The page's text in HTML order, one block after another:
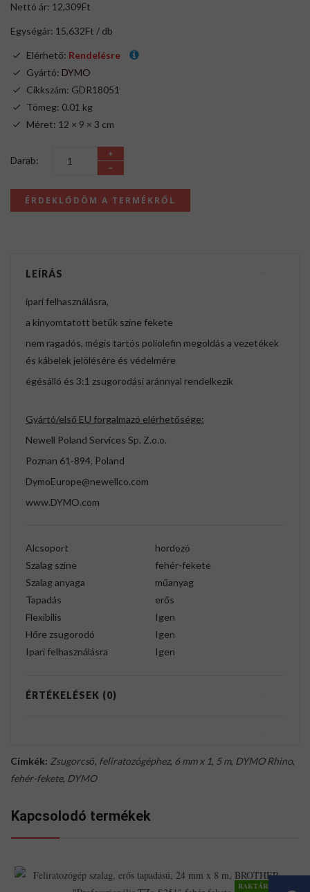
Nettó ár: 12,309Ft
Egységár: 15,632Ft / db
Elérhető: Rendelésre
Gyártó: DYMO
Cikkszám: GDR18051
Tömeg: 0.01 kg
Méret: 12 × 9 × 3 cm
Darab:
ÉRDEKLŐDÖM A TERMÉKRŐL
LEÍRÁS
ipari felhasználásra,
a kinyomtatott betűk színe fekete
nem ragadós, mégis tartós poliolefin megoldás a vezetékek
és kábelek jelölésére és védelmére
égésálló és 3:1 zsugorodási aránnyal rendelkezik
Gyártó/első EU forgalmazó elérhetősége:
Newell Poland Services Sp. Z.o.o.
Poznan 61-894, Poland
DymoEurope@newellco.com
www.DYMO.com
Alcsoport
hordozó
Szalag színe
fehér-fekete
Szalag anyaga
műanyag
Tapadás
erős
Flexibilis
Igen
Hőre zsugorodó
Igen
Ipari felhasználásra
Igen
ÉRTÉKELÉSEK (0)
Címkék: Zsugorcső, feliratozógéphez, 6 mm x 1, 5 m, DYMO Rhino,
fehér-fekete, DYMO
Kapcsolodó termékek
RAKTÁRON